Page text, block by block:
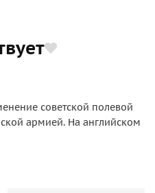
советской полевой
армией. На английском